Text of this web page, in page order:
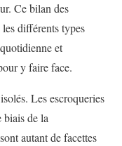
Ce bilan des
différents types
et
y faire face.
Les escroqueries
de la
autant de facettes